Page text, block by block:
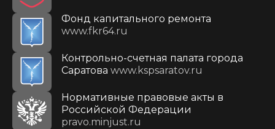
Фонд капитального ремонта
www.fkr64.ru
Контрольно-счетная палата города
Саратова www.kspsaratov.ru
Нормативные правовые акты в
Российской Федерации
pravo.minjust.ru